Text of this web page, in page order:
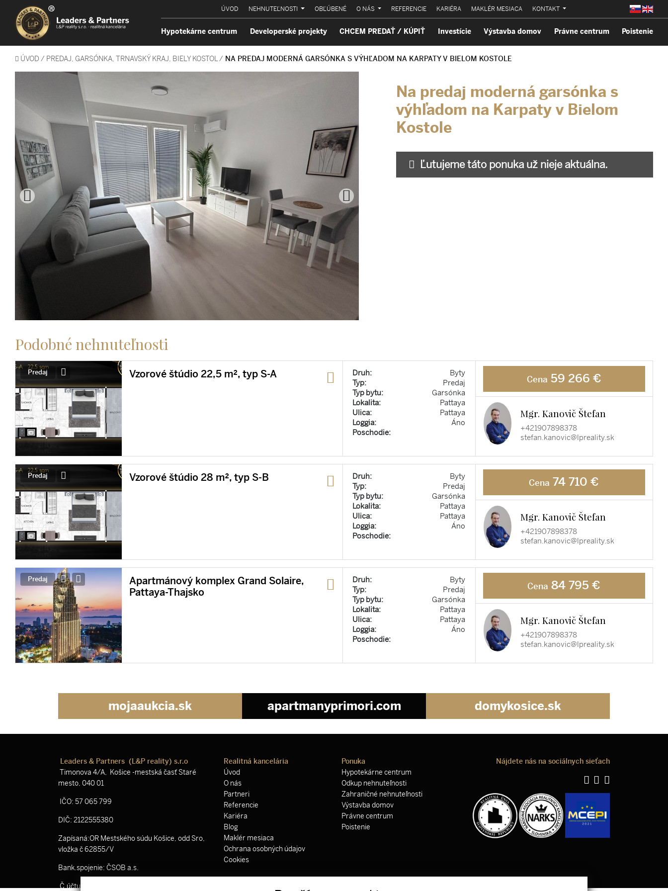
ÚVOD NEHNUTEĽNOSTI OBĽÚBENÉ O NÁS REFERENCIE KARIÉRA MAKLÉR MESIACA KONTAKT
Hypotekárne centrum Developerské projekty CHCEM PREDAŤ / KÚPIŤ Investície Výstavba domov Právne centrum Poistenie
ÚVOD / PREDAJ, GARSÓNKA, TRNAVSKÝ KRAJ, BIELY KOSTOL / NA PREDAJ MODERNÁ GARSÓNKA S VÝHĽADOM NA KARPATY V BIELOM KOSTOLE
Na predaj moderná garsónka s
výhľadom na Karpaty v Bielom
Kostole
Ľutujeme táto ponuka už nieje aktuálna.
Podobné nehnuteľnosti
Predaj Vzorové štúdio 22,5 m², typ S-A Druh:
Byty
Typ:
Predaj
Typ bytu:
Garsónka
Lokalita:
Pattaya
Ulica:
Pattaya
Loggia:
Áno
Poschodie:
Cena 59 266 €
Mgr. Kanovič Štefan
+421907898378
stefan.kanovic@lpreality.sk
Predaj Vzorové štúdio 28 m², typ S-B Druh:
Byty
Typ:
Predaj
Typ bytu:
Garsónka
Lokalita:
Pattaya
Ulica:
Pattaya
Loggia:
Áno
Poschodie:
Cena 74 710 €
Mgr. Kanovič Štefan
+421907898378
stefan.kanovic@lpreality.sk
Predaj
Apartmánový komplex Grand Solaire,
Pattaya-Thajsko
Druh:
Byty
Typ:
Predaj
Typ bytu:
Garsónka
Lokalita:
Pattaya
Ulica:
Pattaya
Loggia:
Áno
Poschodie:
Cena 84 795 €
Mgr. Kanovič Štefan
+421907898378
stefan.kanovic@lpreality.sk
mojaaukcia.sk apartmanyprimori.com domykosice.sk
Leaders & Partners (L&P reality) s.r.o
Timonova 4/A, Košice -mestská časť Staré
mesto, 040 01
IČO: 57 065 799
DIČ: 2122555380
Zapísaná:OR Mestského súdu Košice, odd Sro,
vložka č 62855/V
Bank.spojenie: ČSOB a.s.
Č.účtu: SK53 7500 0000 0040 3519 8801
Realitná kancelária
Úvod
O nás
Partneri
Referencie
Kariéra
Blog
Maklér mesiaca
Ochrana osobných údajov
Cookies
Ponuka
Hypotekárne centrum
Odkup nehnuteľnosti
Zahraničné nehnuteľnosti
Výstavba domov
Právne centrum
Poistenie
Nájdete nás na sociálnych sieťach